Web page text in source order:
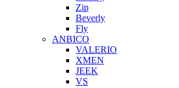
Zip
Beverly
Fly
ANBICO
VALERIO
XMEN
JEEK
VS